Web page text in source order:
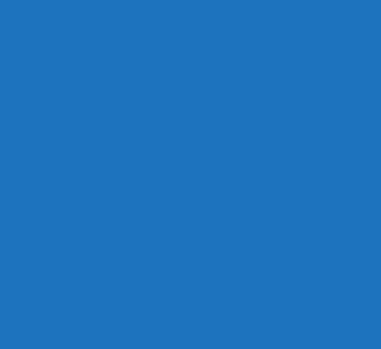
อาชีพ รู้ทันกลลวง ของอาชญาก